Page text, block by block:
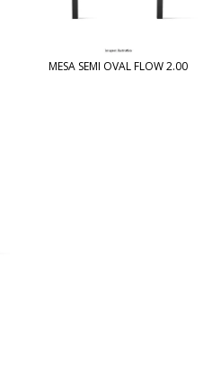
MESA SEMI OVAL FLOW 2.00